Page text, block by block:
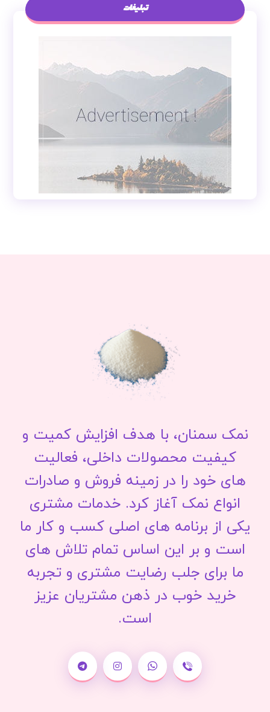
تبلیغات
نمک سمنان، با هدف افزایش کمیت و
کیفیت محصولات داخلی، فعالیت
های خود را در زمینه فروش و صادرات
انواع نمک آغاز کرد. خدمات مشتری
یکی از برنامه های اصلی کسب و کار ما
است و بر این اساس تمام تلاش های
ما برای جلب رضایت مشتری و تجربه
خرید خوب در ذهن مشتریان عزیز
است.